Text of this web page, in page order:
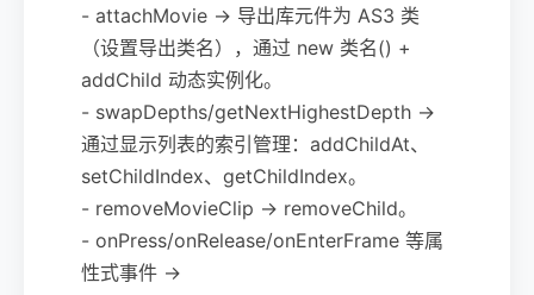
- attachMovie -> 导出库元件为 AS3 类
（设置导出类名），通过 new 类名() +
addChild 动态实例化。
- swapDepths/getNextHighestDepth ->
通过显示列表的索引管理：addChildAt、
setChildIndex、getChildIndex。
- removeMovieClip -> removeChild。
- onPress/onRelease/onEnterFrame 等属
性式事件 ->